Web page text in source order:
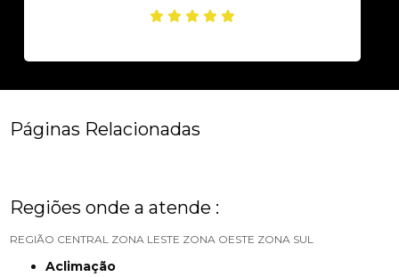
Páginas Relacionadas
Regiões onde a atende :
REGIÃO CENTRAL ZONA LESTE ZONA OESTE ZONA SUL
Aclimação